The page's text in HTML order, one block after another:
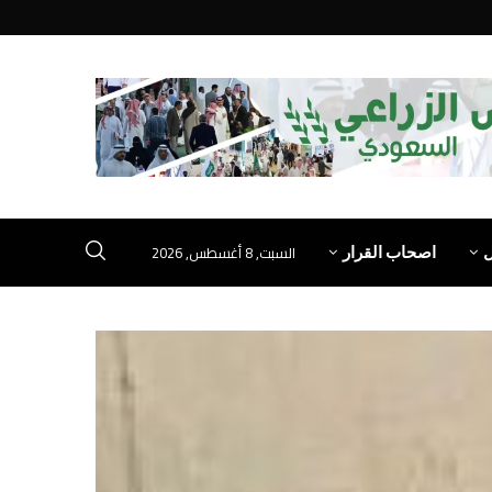
اصحاب القرار السبت, 8 أغسطس, 2026